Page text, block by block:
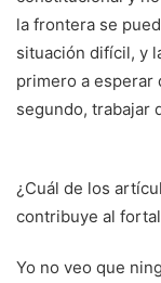
la frontera se
situación difícil, y
primero a esperar
segundo, trabajar
¿Cuál de los
contribuye al
Yo no veo que